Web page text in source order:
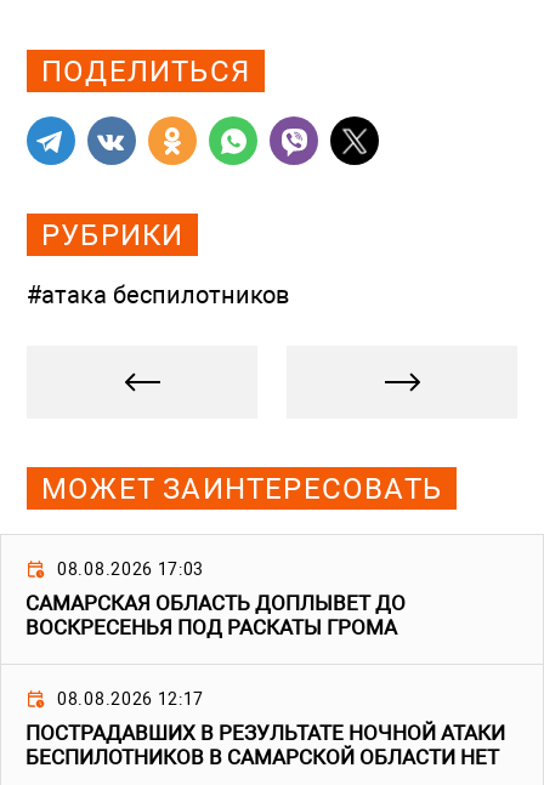
ПОДЕЛИТЬСЯ
РУБРИКИ
#атака беспилотников
МОЖЕТ ЗАИНТЕРЕСОВАТЬ
08.08.2026 17:03
САМАРСКАЯ ОБЛАСТЬ ДОПЛЫВЕТ ДО
ВОСКРЕСЕНЬЯ ПОД РАСКАТЫ ГРОМА
08.08.2026 12:17
ПОСТРАДАВШИХ В РЕЗУЛЬТАТЕ НОЧНОЙ АТАКИ
БЕСПИЛОТНИКОВ В САМАРСКОЙ ОБЛАСТИ НЕТ